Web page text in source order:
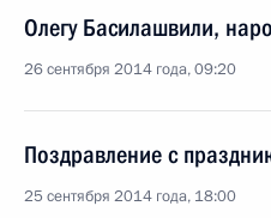
Олегу Басилашвили,
26 сентября 2014 года, 09:20
Поздравление с
25 сентября 2014 года, 18:00